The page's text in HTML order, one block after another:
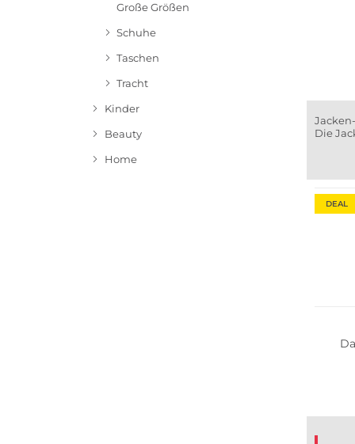
Große Größen
Schuhe
Taschen
Tracht
Kinder
Beauty
Home
Die
DEAL